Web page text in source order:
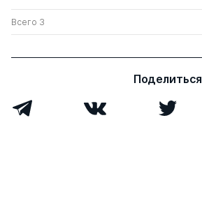
Всего 3
Поделиться